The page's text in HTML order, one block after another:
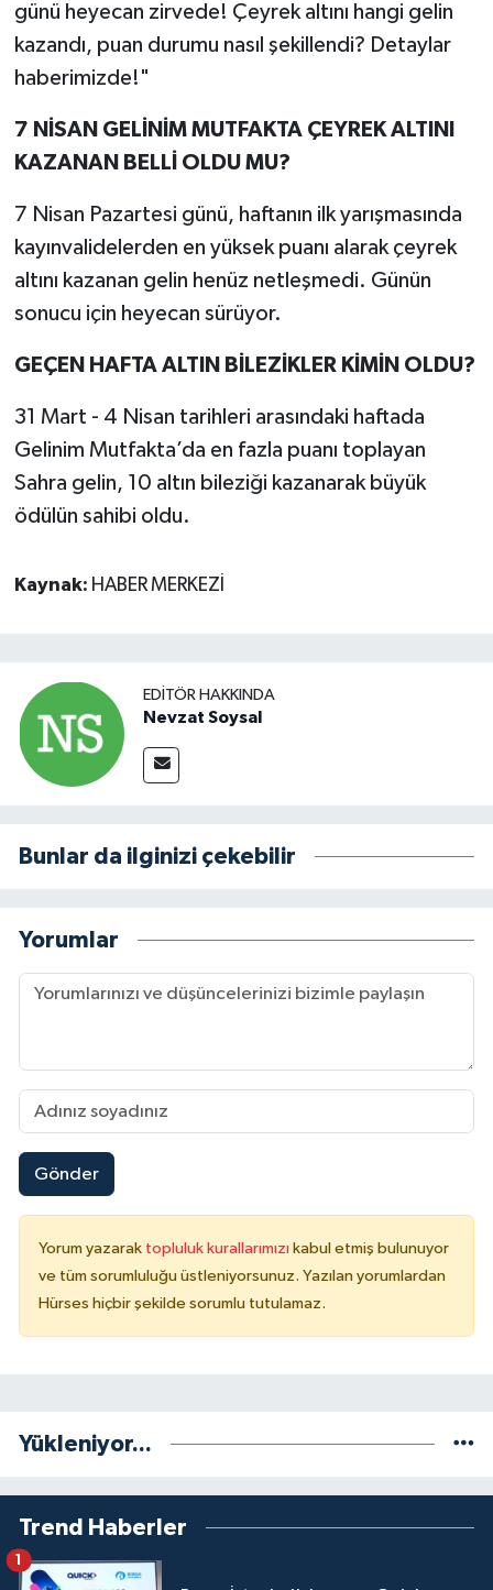
günü heyecan zirvede! Çeyrek altını hangi gelin
kazandı, puan durumu nasıl şekillendi? Detaylar
haberimizde!"
7 NİSAN GELİNİM MUTFAKTA ÇEYREK ALTINI
KAZANAN BELLİ OLDU MU?
7 Nisan Pazartesi günü, haftanın ilk yarışmasında
kayınvalidelerden en yüksek puanı alarak çeyrek
altını kazanan gelin henüz netleşmedi. Günün
sonucu için heyecan sürüyor.
GEÇEN HAFTA ALTIN BİLEZİKLER KİMİN OLDU?
31 Mart - 4 Nisan tarihleri arasındaki haftada
Gelinim Mutfakta’da en fazla puanı toplayan
Sahra gelin, 10 altın bileziği kazanarak büyük
ödülün sahibi oldu.
Kaynak: HABER MERKEZİ
EDITÖR HAKKINDA
Nevzat Soysal
Bunlar da ilginizi çekebilir
Yorumlar
Gönder
Yorum yazarak topluluk kurallarımızı kabul etmiş bulunuyor
ve tüm sorumluluğu üstleniyorsunuz. Yazılan yorumlardan
Hürses hiçbir şekilde sorumlu tutulamaz.
Yükleniyor...
Trend Haberler
1